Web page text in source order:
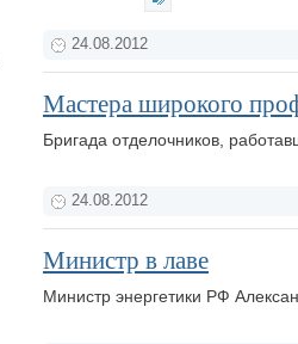
24.08.2012
Мастера широкого
Бригада отделочников,
24.08.2012
Министр в лаве
Министр энергетики РФ